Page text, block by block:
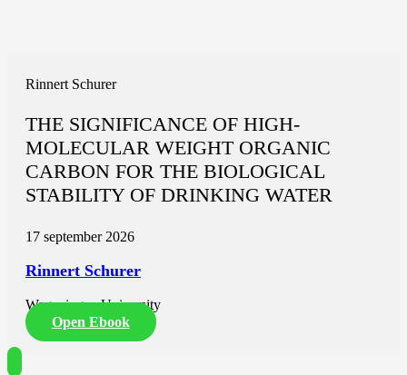
Rinnert Schurer
THE SIGNIFICANCE OF HIGH-
MOLECULAR WEIGHT ORGANIC
CARBON FOR THE BIOLOGICAL
STABILITY OF DRINKING WATER
17 september 2026
Rinnert Schurer
Wageningen University
Open Ebook